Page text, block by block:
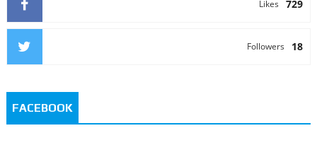
729
Likes
18
Followers
FACEBOOK